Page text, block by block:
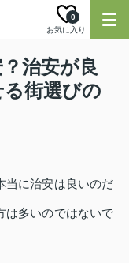
お気に入り
0
治安が良
街選びの
当に治安は良いのだ
は多いのではないで